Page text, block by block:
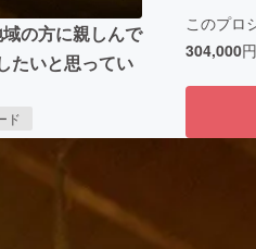
の方に親しんで
たいと思ってい
ド
このプロ
304,000